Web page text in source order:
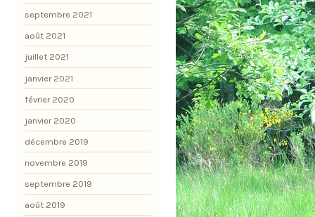
septembre 2021
août 2021
juillet 2021
janvier 2021
février 2020
janvier 2020
décembre 2019
novembre 2019
septembre 2019
août 2019